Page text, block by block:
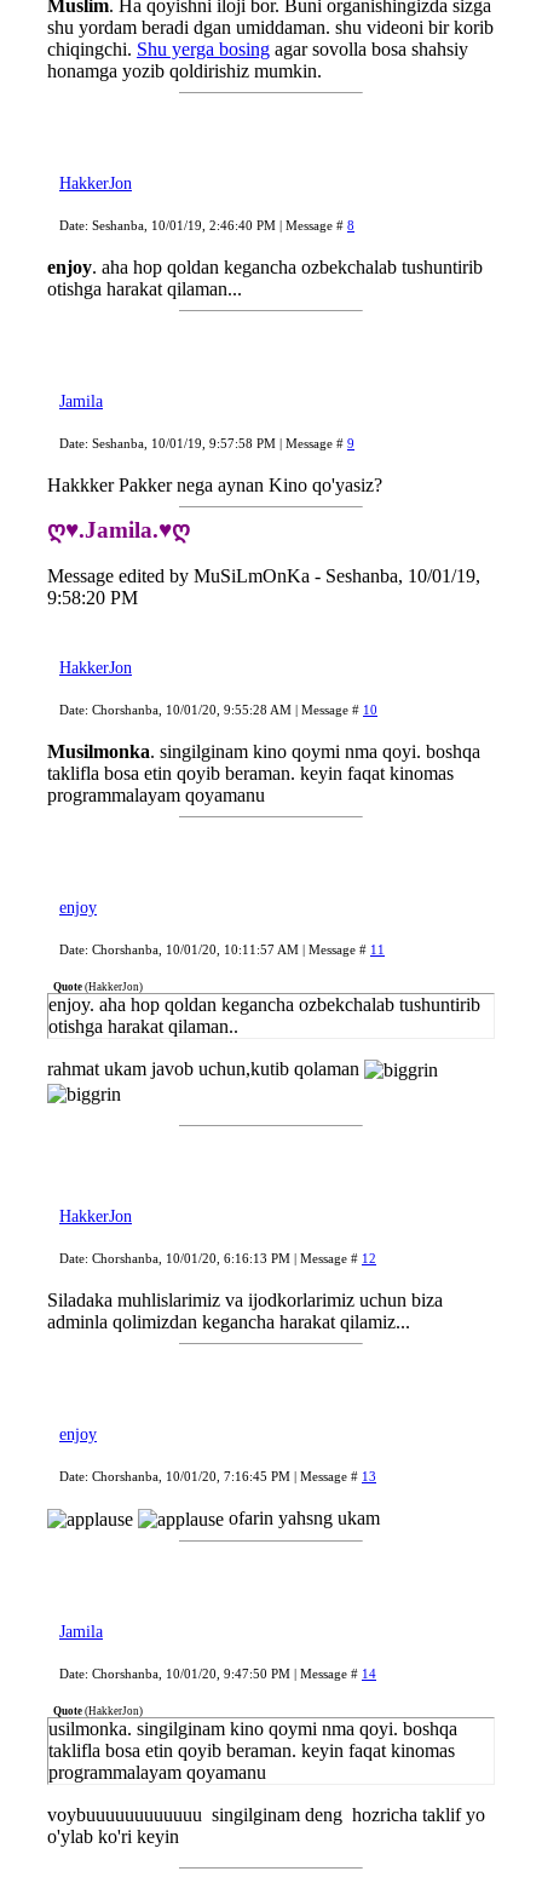
Muslim. Ha qoyishni iloji bor. Buni organishingizda sizga
shu yordam beradi dgan umiddaman. shu videoni bir korib
chiqingchi. Shu yerga bosing agar sovolla bosa shahsiy
honamga yozib qoldirishiz mumkin.
HakkerJon
Date: Seshanba, 10/01/19, 2:46:40 PM | Message # 8
enjoy. aha hop qoldan kegancha ozbekchalab tushuntirib
otishga harakat qilaman...
Jamila
Date: Seshanba, 10/01/19, 9:57:58 PM | Message # 9
Hakkker Pakkernega aynan Kino qo'yasiz?
ღ♥.Jamila.♥ღ
Message edited by MuSiLmOnKa - Seshanba, 10/01/19,
9:58:20 PM
HakkerJon
Date: Chorshanba, 10/01/20, 9:55:28 AM | Message # 10
Musilmonka. singilginam kino qoymi nma qoyi. boshqa
taklifla bosa etin qoyib beraman. keyin faqat kinomas
programmalayam qoyamanu
enjoy
Date: Chorshanba, 10/01/20, 10:11:57 AM | Message # 11
Quote (HakkerJon)
enjoy. aha hop qoldan kegancha ozbekchalab tushuntirib
otishga harakat qilaman..
rahmat ukam javob uchun,kutib qolaman
HakkerJon
Date: Chorshanba, 10/01/20, 6:16:13 PM | Message # 12
Siladaka muhlislarimiz va ijodkorlarimiz uchun biza
adminla qolimizdan kegancha harakat qilamiz...
enjoy
Date: Chorshanba, 10/01/20, 7:16:45 PM | Message # 13
ofarin yahsng ukam
Jamila
Date: Chorshanba, 10/01/20, 9:47:50 PM | Message # 14
Quote (HakkerJon)
usilmonka. singilginam kino qoymi nma qoyi. boshqa
taklifla bosa etin qoyib beraman. keyin faqat kinomas
programmalayam qoyamanu
voybuuuuuuuuuuuu singilginam deng hozricha taklif yo
o'ylab ko'ri keyin